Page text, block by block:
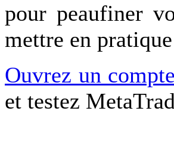
pour peaufiner
mettre en
Ouvrez un
et testez